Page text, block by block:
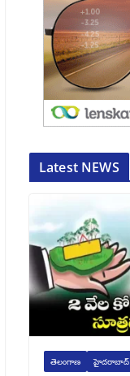
Latest NEWS
తెలంగాణ హైదరాబాద్